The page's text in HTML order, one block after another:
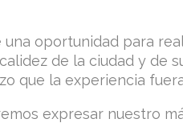
una oportunidad para
de la ciudad y de
que la experiencia
expresar nuestro